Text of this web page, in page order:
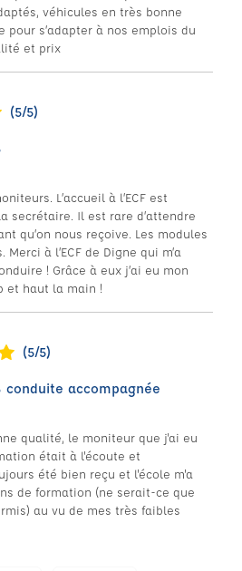
véhicules en très bonne
pour s’adapter à nos emplois du
et prix
(5/5)
L’accueil à l’ECF est
secrétaire. Il est rare d’attendre
qu’on nous reçoive. Les modules
à l’ECF de Digne qui m’a
! Grâce à eux j’ai eu mon
et haut la main !
(5/5)
conduite accompagnée
qualité, le moniteur que j'ai eu
était à l'écoute et
été bien reçu et l'école m'a
de formation (ne serait-ce que
au vu de mes très faibles